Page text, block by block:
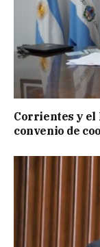
Corrientes y
convenio de